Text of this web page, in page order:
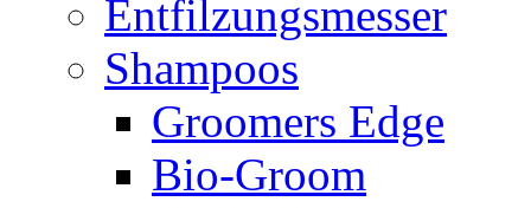
Entfilzungsmesser
Shampoos
Groomers Edge
Bio-Groom